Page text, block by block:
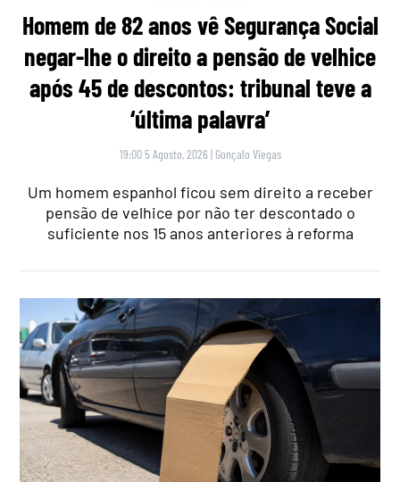
Homem de 82 anos vê Segurança Social
negar-lhe o direito a pensão de velhice
após 45 de descontos: tribunal teve a
‘última palavra’
19:00 5 Agosto, 2026 | Gonçalo Viegas
Um homem espanhol ficou sem direito a receber
pensão de velhice por não ter descontado o
suficiente nos 15 anos anteriores à reforma